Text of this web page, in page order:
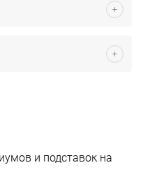
и подставок на